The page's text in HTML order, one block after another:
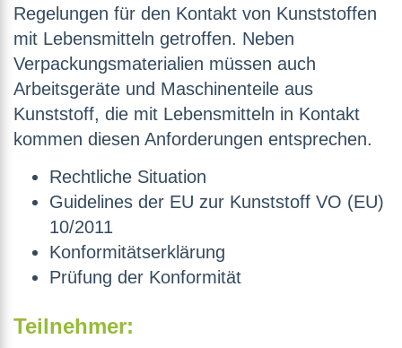
Regelungen für den Kontakt von Kunststoffen
mit Lebensmitteln getroffen. Neben
Verpackungsmaterialien müssen auch
Arbeitsgeräte und Maschinenteile aus
Kunststoff, die mit Lebensmitteln in Kontakt
kommen diesen Anforderungen entsprechen.
Rechtliche Situation
Guidelines der EU zur Kunststoff VO (EU)
10/2011
Konformitätserklärung
Prüfung der Konformität
Teilnehmer: